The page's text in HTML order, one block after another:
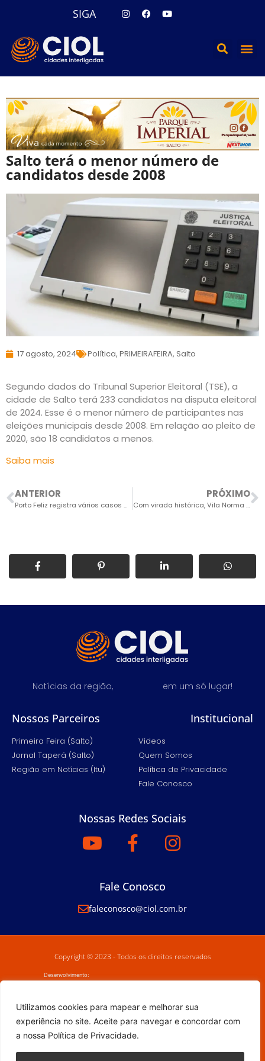
Utilizamos cookies para mapear e melhorar sua
experiência no site. Aceite para navegar e concordar com
a nossa Política de Privacidade.
SIGA
Salto terá o menor número de
candidatos desde 2008
17 agosto, 2024 Política, PRIMEIRAFEIRA, Salto
Segundo dados do Tribunal Superior Eleitoral (TSE), a
cidade de Salto terá 233 candidatos na disputa eleitoral
de 2024. Esse é o menor número de participantes nas
eleições municipais desde 2008. Em relação ao pleito de
2020, são 18 candidatos a menos.
Saiba mais
ANTERIOR
Porto Feliz registra vários casos de violência contra a mulher e feminicídio
PRÓXIMO
Com virada histórica, Vila Norma conquista o Amador B
Notícias da região, em um só lugar!
Nossos Parceiros
Primeira Feira (Salto)
Jornal Taperá (Salto)
Região em Notícias (Itu)
Institucional
Vídeos
Quem Somos
Política de Privacidade
Fale Conosco
Nossas Redes Sociais
Fale Conosco
faleconosco@ciol.com.br
Copyright © 2023 - Todos os direitos reservados
Desenvolvimento: